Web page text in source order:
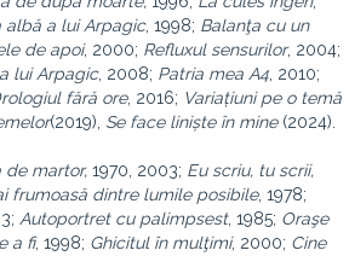
albă a lui Arpagic, 1998; Balanţa cu un
de apoi, 2000; Refluxul sensurilor, 2004;
lui Arpagic, 2008; Patria mea A4 , 2010;
fără ore, 2016; Variațiuni pe o temă
(2019), Se face liniște în mine(2024).
de martor, 1970, 2003; Eu scriu, tu scrii,
frumoasă dintre lumile posibile, 1978;
Autoportret cu palimpsest, 1985; Oraşe
a fi, 1998; Ghicitul în mulţimi, 2000; Cine